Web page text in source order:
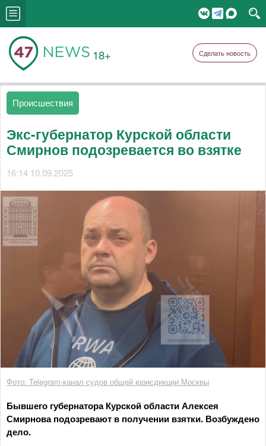
18+ Сделать новость
Происшествия
Экс-губернатор Курской области
Смирнов подозревается во взятке
16:14 10.09.2025
Фото: Telegram-канал судов общей юрисдикции Москвы
Бывшего губернатора Курской области Алексея
Смирнова подозревают в получении взятки. Возбуждено
дело.